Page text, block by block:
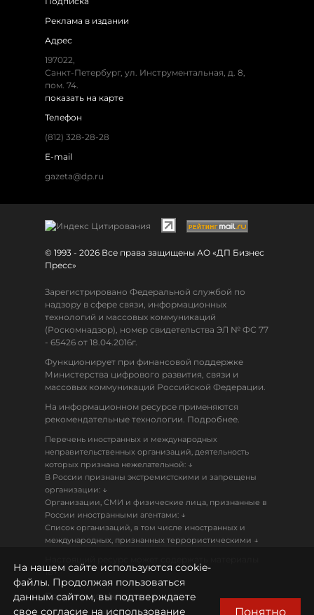
Реклама в издании
Адрес
197022,
Санкт-Петербург, ул. Инструментальная, д. 8,
пом. 74.
показать на карте
Телефон
(812) 328-28-28
E-mail
gazeta@dp.ru
© 1993 - 2026 Все права защищены АО «ДП Бизнес
Пресс»
Зарегистрировано Федеральной службой по
надзору в сфере связи, информационных
технологий и массовых коммуникаций
(Роскомнадзор), номер свидетельства ЭЛ № ФС 77
- 65426 от 18.04.2016г.
Функционирует при финансовой поддержке
Министерства цифрового развития, связи и
массовых коммуникаций Российской Федерации.
На информационном ресурсе применяются
рекомендательные технологии. Подробнее.
Перечень иностранных и международных
неправительственных организаций, деятельность
которых признана нежелательной: ↓
В России признаны экстремистскими и запрещены
организации: ↓
Организации, СМИ и физические лица, признанные в
России иностранными агентами: ↓
Список организаций, в том числе иностранных и
международных, признанных террористическими ↓
18+
Политика конфиденциальности
На нашем сайте используются cookie-
файлы. Продолжая пользоваться
данным сайтом, вы подтверждаете
свое согласие на использование
Понятно